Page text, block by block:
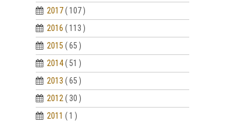
2017 ( 107 )
2016 ( 113 )
2015 ( 65 )
2014 ( 51 )
2013 ( 65 )
2012 ( 30 )
2011 ( 1 )